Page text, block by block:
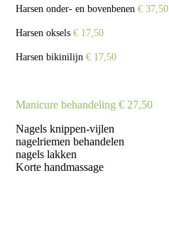
Harsen onder- en bovenbenen € 37,50
Harsen oksels € 17,50
Harsen bikinilijn € 17,50
Manicure behandeling € 27,50
Nagels knippen-vijlen
nagelriemen behandelen
nagels lakken
Korte handmassage